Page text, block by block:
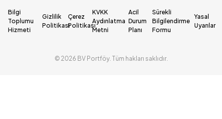
Bilgi
Toplumu
Hizmeti
Gizlilik
Politikası
Çerez
Politikası
KVKK
Aydınlatma
Metni
Acil
Durum
Planı
Sürekli
Bilgilendirme
Formu
Yasal
Uyarılar
© 2026 BV Portföy. Tüm hakları saklıdır.